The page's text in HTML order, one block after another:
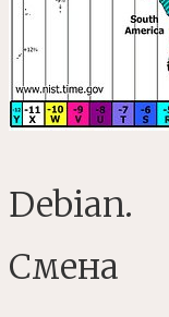
Debian.
Смена